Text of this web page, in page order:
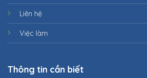
Liên hệ
Việc làm
Thông tin cần biết